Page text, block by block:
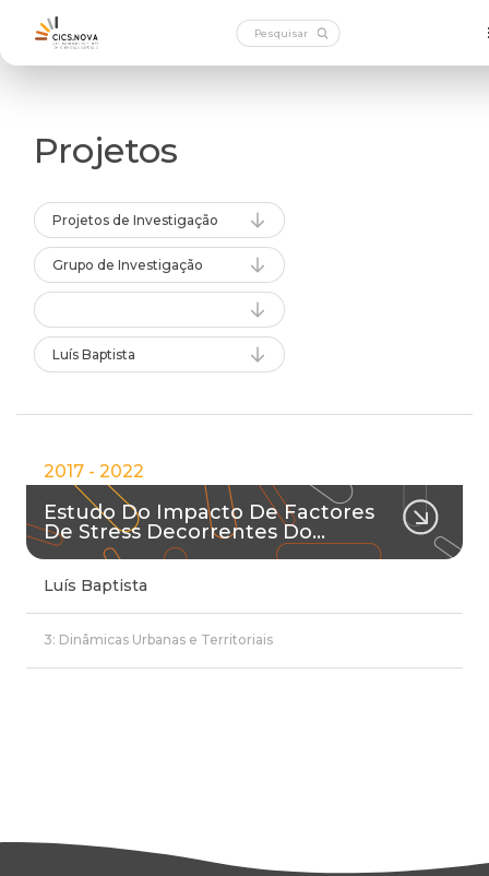
Projetos
Projetos de Investigação
Grupo de Investigação
Luís Baptista
2017 - 2022
Estudo Do Impacto De Factores
De Stress Decorrentes Do…
Luís Baptista
3: Dinâmicas Urbanas e Territoriais